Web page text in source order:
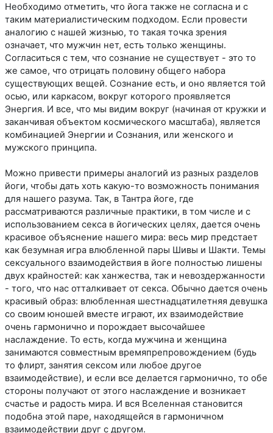
Необходимо отметить, что йога также не согласна и с
таким материалистическим подходом. Если провести
аналогию с нашей жизнью, то такая точка зрения
означает, что мужчин нет, есть только женщины.
Согласиться с тем, что сознание не существует - это то
же самое, что отрицать половину общего набора
существующих вещей. Сознание есть, и оно является той
осью, или каркасом, вокруг которого проявляется
Энергия. И все, что мы видим вокруг (начиная от кружки и
заканчивая объектом космического масштаба), является
комбинацией Энергии и Сознания, или женского и
мужского принципа.
Можно привести примеры аналогий из разных разделов
йоги, чтобы дать хоть какую-то возможность понимания
для нашего разума. Так, в Тантра йоге, где
рассматриваются различные практики, в том числе и с
использованием секса в йогических целях, дается очень
красивое объяснение нашего мира: весь мир предстает
как безумная игра влюбленной пары Шивы и Шакти. Темы
сексуального взаимодействия в йоге полностью лишены
двух крайностей: как ханжества, так и невоздержанности
- того, что нас отталкивает от секса. Обычно дается очень
красивый образ: влюбленная шестнадцатилетняя девушка
со своим юношей вместе играют, их взаимодействие
очень гармонично и порождает высочайшее
наслаждение. То есть, когда мужчина и женщина
занимаются совместным времяпрепровождением (будь
то флирт, занятия сексом или любое другое
взаимодействие), и если все делается гармонично, то обе
стороны получают от этого наслаждение и возникает
счастье и радость мира. И вся Вселенная становится
подобна этой паре, находящейся в гармоничном
взаимодействии друг с другом.